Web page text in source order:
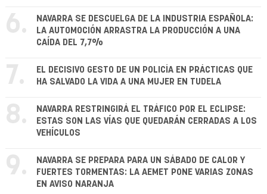
6.
NAVARRA SE DESCUELGA DE LA INDUSTRIA ESPAÑOLA:
LA AUTOMOCIÓN ARRASTRA LA PRODUCCIÓN A UNA
CAÍDA DEL 7,7%
7.
EL DECISIVO GESTO DE UN POLICÍA EN PRÁCTICAS QUE
HA SALVADO LA VIDA A UNA MUJER EN TUDELA
8.
NAVARRA RESTRINGIRÁ EL TRÁFICO POR EL ECLIPSE:
ESTAS SON LAS VÍAS QUE QUEDARÁN CERRADAS A LOS
VEHÍCULOS
9.
NAVARRA SE PREPARA PARA UN SÁBADO DE CALOR Y
FUERTES TORMENTAS: LA AEMET PONE VARIAS ZONAS
EN AVISO NARANJA